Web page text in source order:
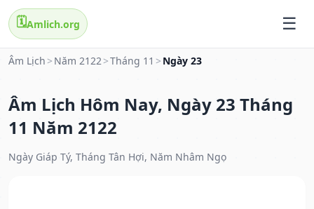
🗓️Amlich.org
Âm Lịch > Năm 2122>Tháng 11 > Ngày 23
Âm Lịch Hôm Nay, Ngày 23 Tháng
11 Năm 2122
Ngày Giáp Tý, Tháng Tân Hợi, Năm Nhâm Ngọ